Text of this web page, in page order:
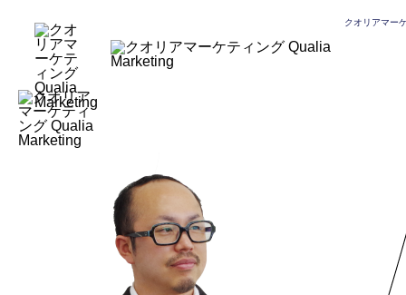
クオリアマー